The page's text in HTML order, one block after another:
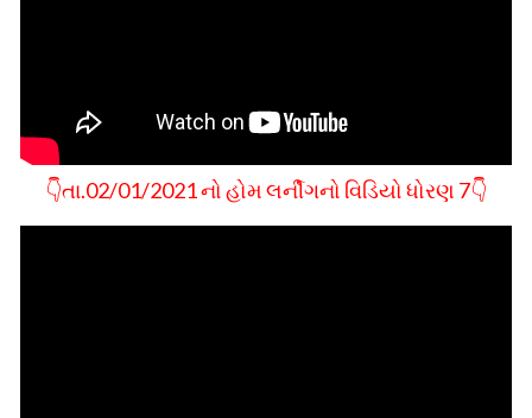
👇તા.02/01/2021 નો હોમ લર્નીગનો વિડિયો ધોરણ 7👇